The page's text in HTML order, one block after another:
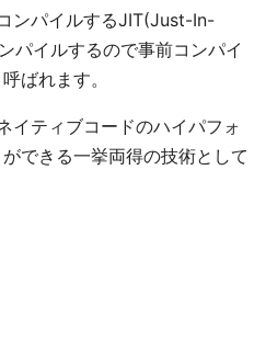
ンパイルするJIT(Just-In-
パイルするので事前コンパイ
ばれます。
イティブコードのハイパフォ
できる一挙両得の技術として